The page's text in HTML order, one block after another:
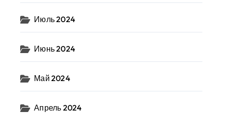
Июль 2024
Июнь 2024
Май 2024
Апрель 2024